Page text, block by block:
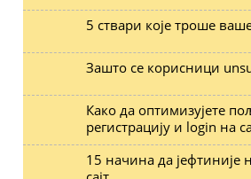
5 ствари које троше
Зашто се корисници
Како да оптимизујете
регистрацију и login на
15 начина да јефтиније